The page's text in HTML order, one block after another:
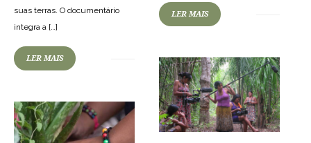
suas terras. O documentário
integra a […]
LER MAIS
LER MAIS